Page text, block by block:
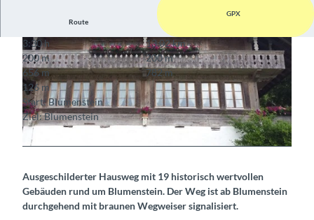
© Berner Wanderwege
Route
GPX
3:30 h
13,02 km
200 m
200 m
656 m
782 m
126 m
Start: Blumenstein
Ziel: Blumenstein
Ausgeschilderter Hausweg mit 19 historisch wertvollen
Gebäuden rund um Blumenstein. Der Weg ist ab Blumenstein
durchgehend mit braunen Wegweiser signalisiert.